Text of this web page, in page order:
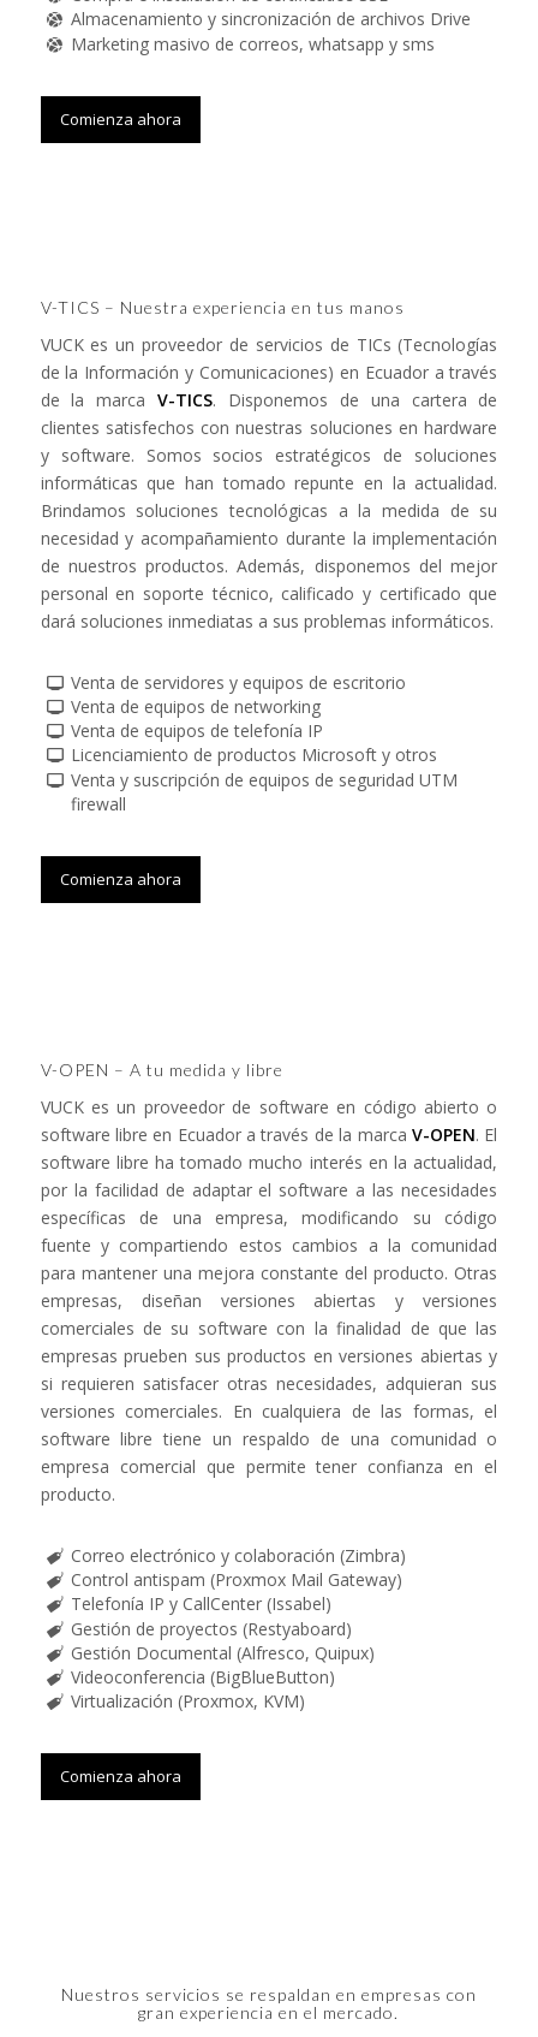
Almacenamiento y sincronización de archivos Drive
Marketing masivo de correos, whatsapp y sms
Comienza ahora
V-TICS – Nuestra experiencia en tus manos
VUCK es un proveedor de servicios de TICs (Tecnologías
de la Información y Comunicaciones) en Ecuador a través
de la marcaV-TICS. Disponemos de una cartera de
clientes satisfechos con nuestras soluciones en hardware
y software. Somos socios estratégicos de soluciones
informáticas que han tomado repunte en la actualidad.
Brindamos soluciones tecnológicas a la medida de su
necesidad y acompañamiento durante la implementación
de nuestros productos. Además, disponemos del mejor
personal en soporte técnico, calificado y certificado que
dará soluciones inmediatas a sus problemas informáticos.
Venta de servidores y equipos de escritorio
Venta de equipos de networking
Venta de equipos de telefonía IP
Licenciamiento de productos Microsoft y otros
Venta y suscripción de equipos de seguridad UTM
firewall
Comienza ahora
V-OPEN – A tu medida y libre
VUCK es un proveedor de software en código abierto o
software libre en Ecuador a través de la marcaV-OPEN. El
software libre ha tomado mucho interés en la actualidad,
por la facilidad de adaptar el software a las necesidades
específicas de una empresa, modificando su código
fuente y compartiendo estos cambios a la comunidad
para mantener una mejora constante del producto. Otras
empresas, diseñan versiones abiertas y versiones
comerciales de su software con la finalidad de que las
empresas prueben sus productos en versiones abiertas y
si requieren satisfacer otras necesidades, adquieran sus
versiones comerciales. En cualquiera de las formas, el
software libre tiene un respaldo de una comunidad o
empresa comercial que permite tener confianza en el
producto.
Correo electrónico y colaboración (Zimbra)
Control antispam (Proxmox Mail Gateway)
Telefonía IP y CallCenter (Issabel)
Gestión de proyectos (Restyaboard)
Gestión Documental (Alfresco, Quipux)
Videoconferencia (BigBlueButton)
Virtualización (Proxmox, KVM)
Comienza ahora
Nuestros servicios se respaldan en empresas con
gran experiencia en el mercado.